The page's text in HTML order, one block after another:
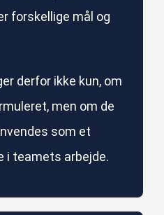
forskellige mål og
derfor ikke kun, om
men om de
som et
i teamets arbejde.